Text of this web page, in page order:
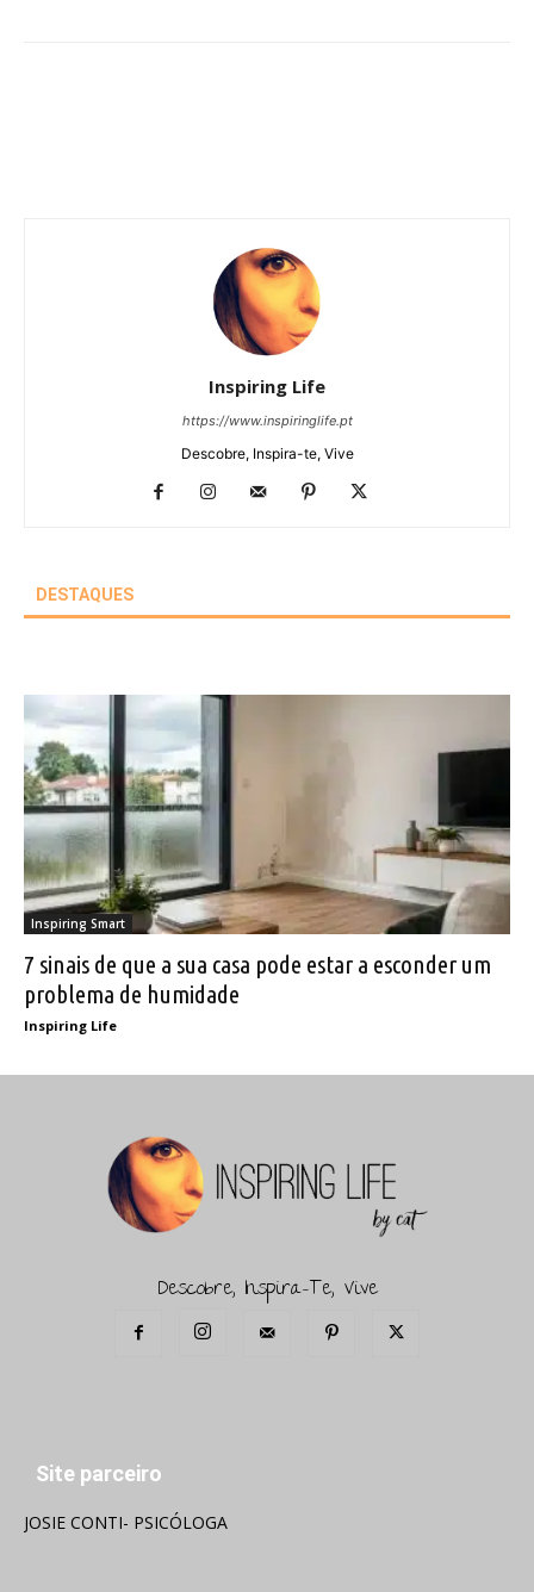
Inspiring Life
https://www.inspiringlife.pt
Descobre, Inspira-te, Vive
DESTAQUES
Inspiring Smart
7 sinais de que a sua casa pode estar a esconder um
problema de humidade
Inspiring Life
Descobre, Inspira-Te, Vive
Site parceiro
JOSIE CONTI- PSICÓLOGA